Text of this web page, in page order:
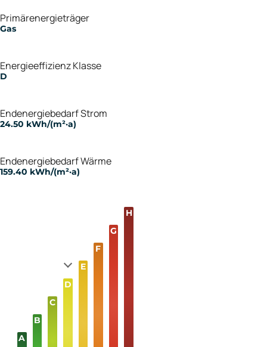
Primärenergieträger
Gas
Energieeffizienz Klasse
D
Endenergiebedarf Strom
24.50 kWh/(m²·a)
Endenergiebedarf Wärme
159.40 kWh/(m²·a)
A
B
C
D
E
F
G
H